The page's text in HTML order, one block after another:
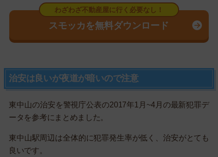
スモッカを無料ダウンロード
治安は良いが夜道が暗いので注意
東中山の治安を警視庁公表の2017年1月~4月の最新犯罪デ
ータを参考にまとめました。
東中山駅周辺は全体的に犯罪発生率が低く、治安がとても
良いです。